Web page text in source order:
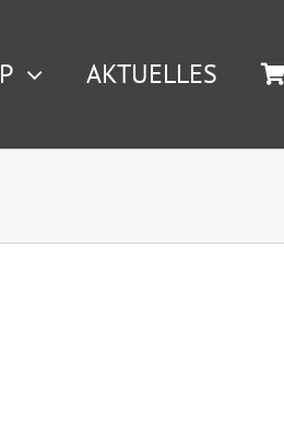
AKTUELLES